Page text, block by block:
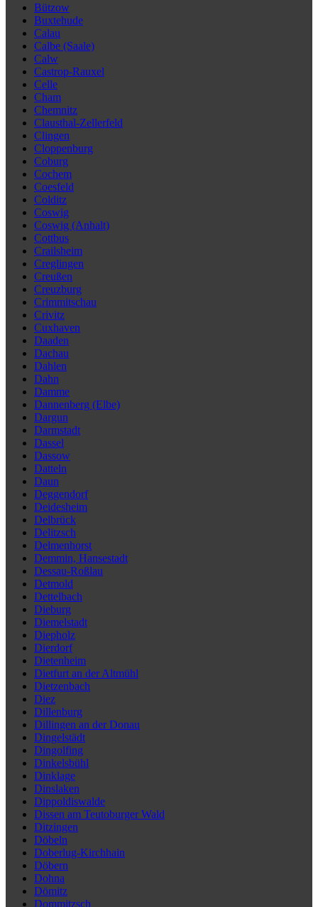
Bützow
Buxtehude
Calau
Calbe (Saale)
Calw
Castrop-Rauxel
Celle
Cham
Chemnitz
Clausthal-Zellerfeld
Clingen
Cloppenburg
Coburg
Cochem
Coesfeld
Colditz
Coswig
Coswig (Anhalt)
Cottbus
Crailsheim
Creglingen
Creußen
Creuzburg
Crimmitschau
Crivitz
Cuxhaven
Daaden
Dachau
Dahlen
Dahn
Damme
Dannenberg (Elbe)
Dargun
Darmstadt
Dassel
Dassow
Datteln
Daun
Deggendorf
Deidesheim
Delbrück
Delitzsch
Delmenhorst
Demmin, Hansestadt
Dessau-Roßlau
Detmold
Dettelbach
Dieburg
Diemelstadt
Diepholz
Dierdorf
Dietenheim
Dietfurt an der Altmühl
Dietzenbach
Diez
Dillenburg
Dillingen an der Donau
Dingelstädt
Dingolfing
Dinkelsbühl
Dinklage
Dinslaken
Dippoldiswalde
Dissen am Teutoburger Wald
Ditzingen
Döbeln
Doberlug-Kirchhain
Döbern
Dohna
Dömitz
Dommitzsch